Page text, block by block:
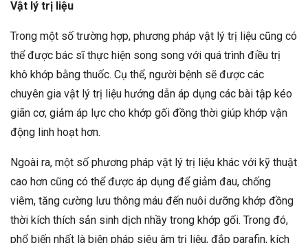
Vật lý trị liệu
Trong một số trường hợp, phương pháp vật lý trị liệu cũng có
thể được bác sĩ thực hiện song song với quá trình điều trị
khô khớp bằng thuốc. Cụ thể, người bệnh sẽ được các
chuyên gia vật lý trị liệu hướng dẫn áp dụng các bài tập kéo
giãn cơ, giảm áp lực cho khớp gối đồng thời giúp khớp vận
động linh hoạt hơn.
Ngoài ra, một số phương pháp vật lý trị liệu khác với kỹ thuật
cao hơn cũng có thể được áp dụng để giảm đau, chống
viêm, tăng cường lưu thông máu đến nuôi dưỡng khớp đồng
thời kích thích sản sinh dịch nhầy trong khớp gối. Trong đó,
phổ biến nhất là biện pháp siêu âm trị liệu, đắp parafin, kích